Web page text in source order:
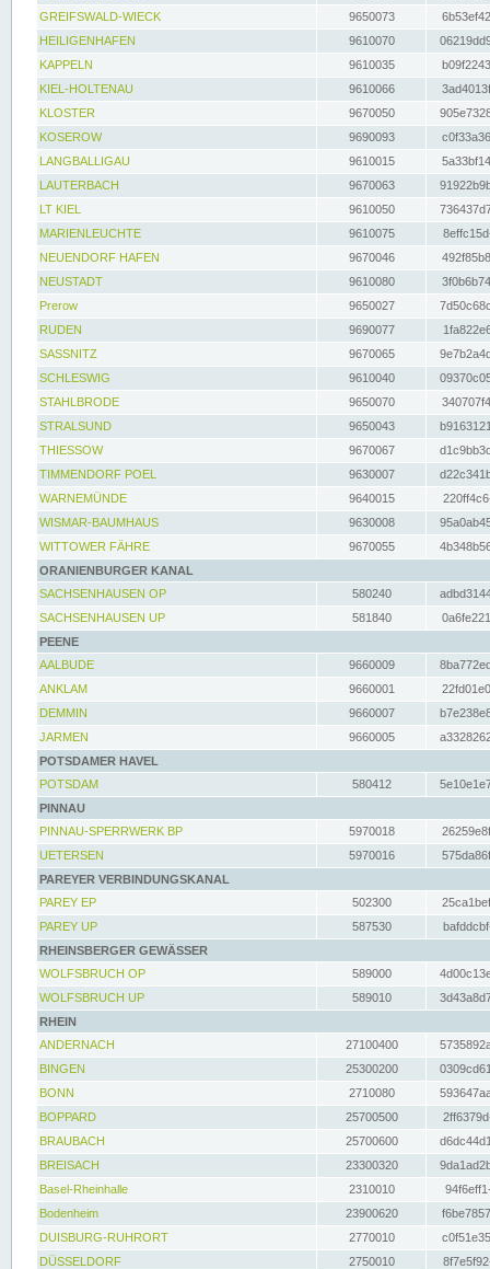
GREIFSWALD-WIECK
9650073
HEILIGENHAFEN
9610070
KAPPELN
9610035
KIEL-HOLTENAU
9610066
KLOSTER
9670050
KOSEROW
9690093
LANGBALLIGAU
9610015
LAUTERBACH
9670063
LT KIEL
9610050
MARIENLEUCHTE
9610075
NEUENDORF HAFEN
9670046
NEUSTADT
9610080
Prerow
9650027
RUDEN
9690077
SASSNITZ
9670065
SCHLESWIG
9610040
STAHLBRODE
9650070
STRALSUND
9650043
THIESSOW
9670067
TIMMENDORF POEL
9630007
WARNEMÜNDE
9640015
WISMAR-BAUMHAUS
9630008
WITTOWER FÄHRE
9670055
ORANIENBURGER KANAL
SACHSENHAUSEN OP
580240
SACHSENHAUSEN UP
581840
PEENE
AALBUDE
9660009
ANKLAM
9660001
DEMMIN
9660007
JARMEN
9660005
POTSDAMER HAVEL
POTSDAM
580412
PINNAU
PINNAU-SPERRWERK BP
5970018
UETERSEN
5970016
PAREYER VERBINDUNGSKANAL
PAREY EP
502300
PAREY UP
587530
RHEINSBERGER GEWÄSSER
WOLFSBRUCH OP
589000
WOLFSBRUCH UP
589010
RHEIN
ANDERNACH
27100400
BINGEN
25300200
BONN
2710080
BOPPARD
25700500
BRAUBACH
25700600
BREISACH
23300320
Basel-Rheinhalle
2310010
Bodenheim
23900620
DUISBURG-RUHRORT
2770010
DÜSSELDORF
2750010